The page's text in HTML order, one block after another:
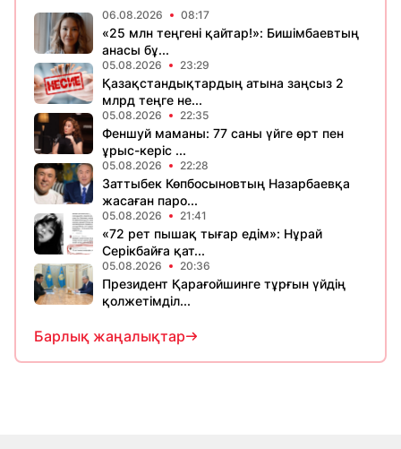
06.08.2026 08:17
«25 млн теңгені қайтар!»: Бишімбаевтың
анасы бұ...
05.08.2026 23:29
Қазақстандықтардың атына заңсыз 2
млрд теңге не...
05.08.2026 22:35
Феншуй маманы: 77 саны үйге өрт пен
ұрыс-керіс ...
05.08.2026 22:28
Заттыбек Көпбосыновтың Назарбаевқа
жасаған паро...
05.08.2026 21:41
«72 рет пышақ тығар едім»: Нұрай
Серікбайға қат...
05.08.2026 20:36
Президент Қарағойшинге тұрғын үйдің
қолжетімділ...
Барлық жаңалықтар